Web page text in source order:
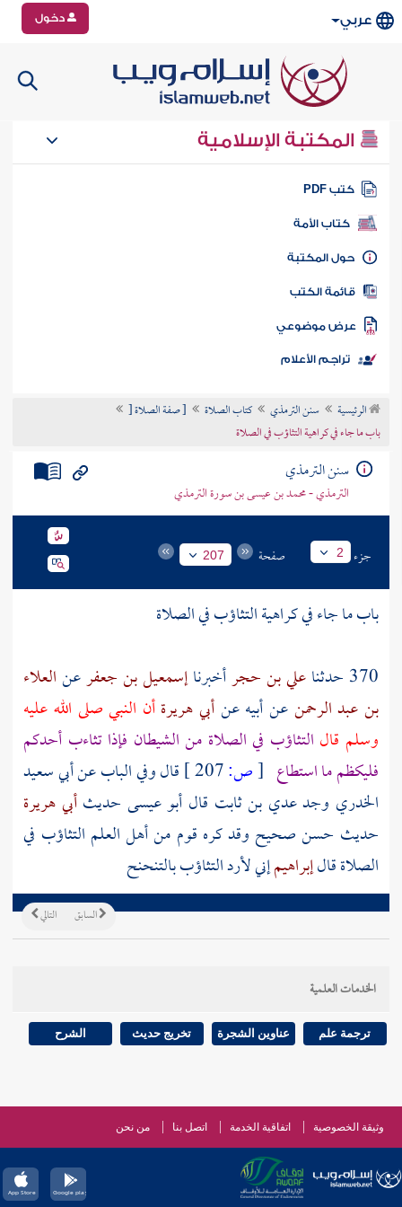
عربي دخول
المكتبة الإسلامية
كتب PDF
كتاب الأمة
المكتبة
الكتب
موضوعي
تراجم الأعلام
الرئيسية سنن الترمذي كتاب الصلاة
[ صفة الصلاة [
باب ما جاء في كراهية التثاؤب في الصلاة
سنن الترمذي
الترمذي - محمد بن عيسى بن سورة الترمذي
جزء 2 صفحة 207
باب ما جاء في كراهية التثاؤب في الصلاة
370 حدثنا
علي بن حجرأخبرناإسمعيل بن جعفرعنالعلاء
بن عبد الرحمنعنأبيهعنأبي هريرةأن النبي صلى الله عليه
وسلم قال التثاؤب في الصلاة من الشيطان فإذا تثاءب أحدكم
فليكظم ما استطاع [ص:
قال وفي الباب عن أبي سعيد
الخدري وجد عدي بن ثابت قال أبو عيسى حديثأبي هريرة
حديث حسن صحيح وقد كره قوم من أهل العلم التثاؤب في
الصلاة قالإبراهيمإني لأرد التثاؤب بالتنحنح
التالي السابق
الخدمات العلمية
ترجمة علم عناوين الشجرة تخريج حديث الشرح
وثيقة الخصوصية اتفاقية الخدمة اتصل بنا من نحن